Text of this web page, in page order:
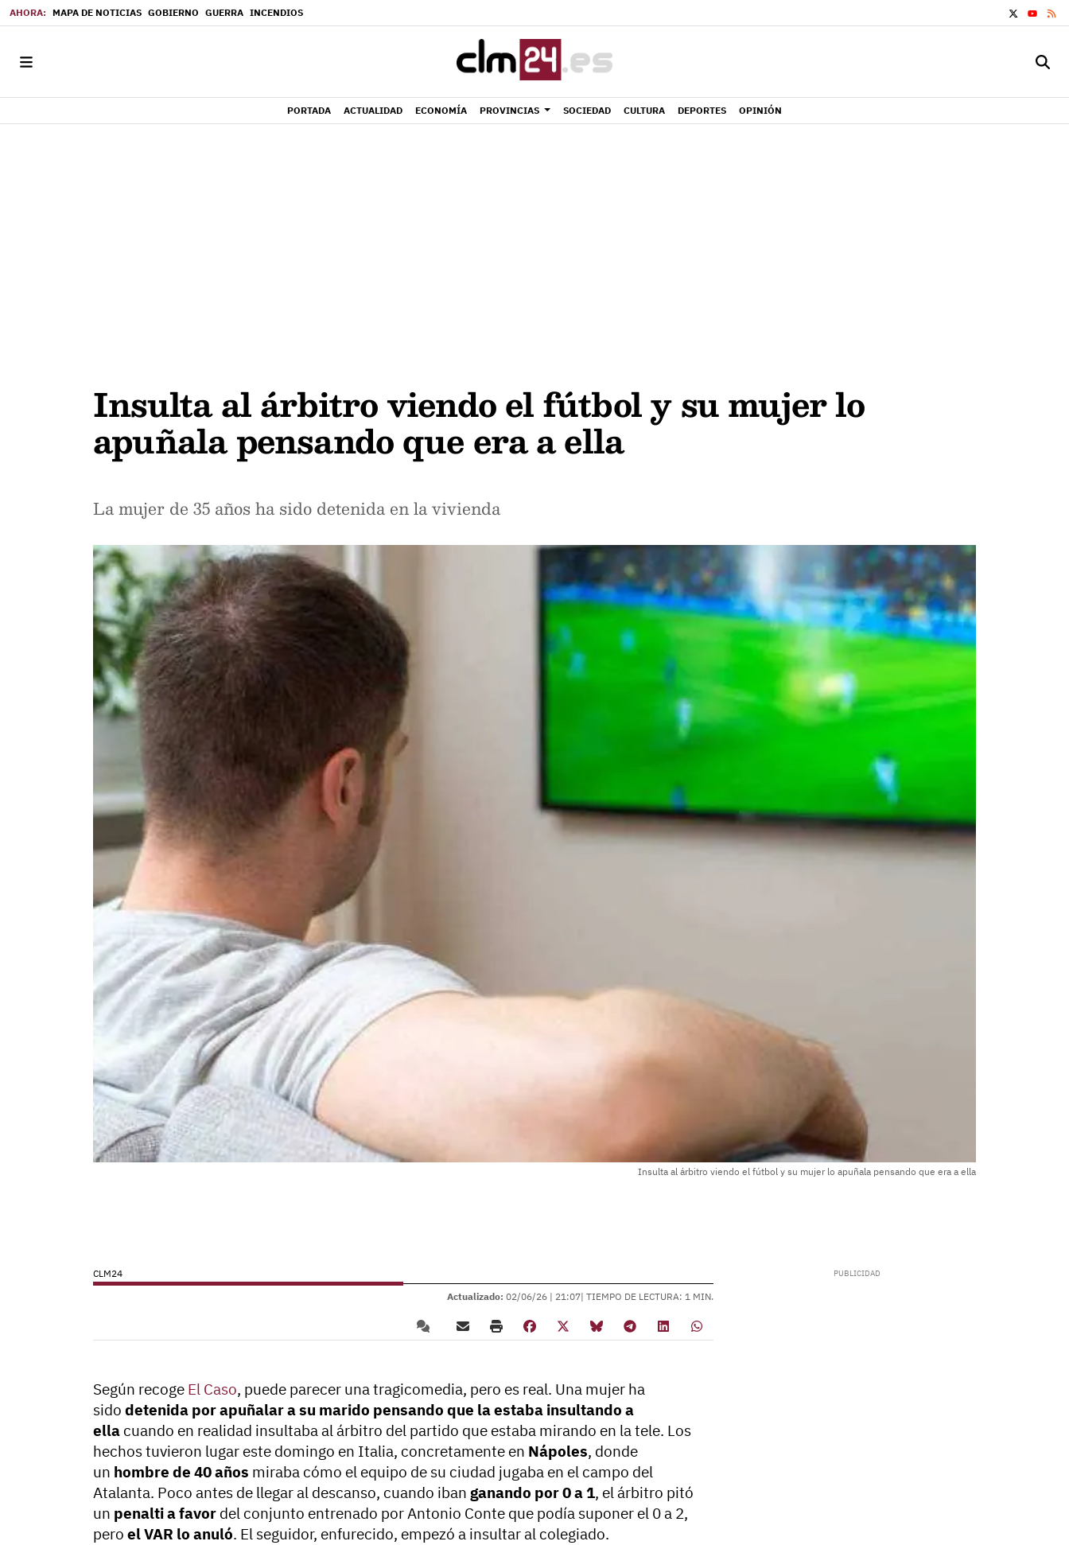
MAPA DE NOTICIAS GOBIERNO GUERRA INCENDIOS
YOUTUBE
PORTADA ACTUALIDAD ECONOMÍA PROVINCIAS SOCIEDAD CULTURA DEPORTES OPINIÓN
Insulta al árbitro viendo el fútbol y su mujer lo
apuñala pensando que era a ella
La mujer de 35 años ha sido detenida en la vivienda
Insulta al árbitro viendo el fútbol y su mujer lo apuñala pensando que era a ella
CLM24
Actualizado: 02/06/26 | 21:07| TIEMPO DE LECTURA: 1 MIN.
Según recoge El Caso, puede parecer una tragicomedia, pero es real. Una mujer ha
sido detenida por apuñalar a su marido pensando que la estaba insultando a
ella cuando en realidad insultaba al árbitro del partido que estaba mirando en la tele. Los
hechos tuvieron lugar este domingo en Italia, concretamente en Nápoles, donde
un hombre de 40 años miraba cómo el equipo de su ciudad jugaba en el campo del
Atalanta. Poco antes de llegar al descanso, cuando iban ganando por 0 a 1, el árbitro pitó
un penalti a favor del conjunto entrenado por Antonio Conte que podía suponer el 0 a 2,
pero el VAR lo anuló. El seguidor, enfurecido, empezó a insultar al colegiado.